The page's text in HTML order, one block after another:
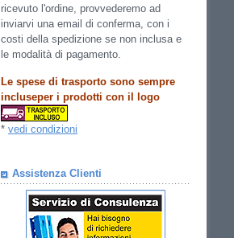
ricevuto l'ordine, provvederemo ad
inviarvi una email di conferma, con i
costi della spedizione se non inclusa e
le modalità di pagamento.
Le spese di trasporto sono sempre
incluseper i prodotti con il logo
*vedi condizioni
Assistenza Clienti